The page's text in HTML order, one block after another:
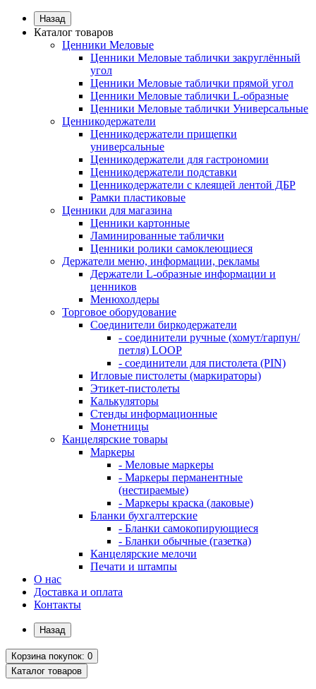
Назад
Каталог товаров
Ценники Меловые
Ценники Меловые таблички закруглённый
угол
Ценники Меловые таблички прямой угол
Ценники Меловые таблички L-образные
Ценники Меловые таблички Универсальные
Ценникодержатели
Ценникодержатели прищепки
универсальные
Ценникодержатели для гастрономии
Ценникодержатели подставки
Ценникодержатели с клеящей лентой ДБР
Рамки пластиковые
Ценники для магазина
Ценники картонные
Ламинированные таблички
Ценники ролики самоклеющиеся
Держатели меню, информации, рекламы
Держатели L-образные информации и
ценников
Менюхолдеры
Торговое оборудование
Соединители биркодержатели
- соединители ручные (хомут/гарпун/
петля) LOOP
- соединители для пистолета (PIN)
Игловые пистолеты (маркираторы)
Этикет-пистолеты
Калькуляторы
Стенды информационные
Монетницы
Канцелярские товары
Маркеры
- Меловые маркеры
- Маркеры перманентные
(нестираемые)
- Маркеры краска (лаковые)
Бланки бухгалтерские
- Бланки самокопирующиеся
- Бланки обычные (газетка)
Канцелярские мелочи
Печати и штампы
О нас
Доставка и оплата
Контакты
Назад
Корзинапокупок: 0
Каталог товаров